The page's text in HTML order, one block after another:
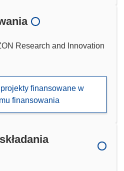
Research and Innovation
finansowane w
finansowania